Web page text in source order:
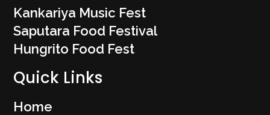
Kankariya Music Fest
Saputara Food Festival
Hungrito Food Fest
Quick Links
Home